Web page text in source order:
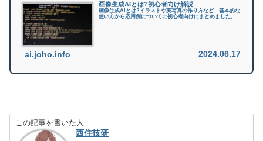
画像生成AIとは?初心者向け解説
画像生成AIとは?イラストや実写真の作り方など、基本的な
使い方から応用例についてに初心者向けにまとめました。
ai.joho.info 2024.06.17
この記事を書いた人
西住技研